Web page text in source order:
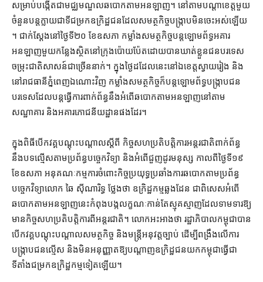
សម្រាប់​បង្កើត​ជា​មជ្ឈមណ្ឌល​ឆបោក​តាម​អនឡាញ។ នៅ​តាម​បណ្ដា​ខេត្ត​មួយ
ចំនួន​បន្ត​ក្លាយជា​ទីជម្រក​ឧក្រិដ្ឋជន​ដែល​សមត្ថកិច្ច​បង្ក្រាប​មិន​ចេះ​អស់​ឡើយ​
។ ជាក់ស្ដែង​នៅ​ថ្ងៃទី​២០ ខែឧសភា កម្លាំង​សមត្ថកិច្ច​បន្ត​ឡោមព័ទ្ធ​អគារ​
អនឡាញ​មួយ​កន្លែង​ស្ថិតនៅ​ក្រុង​ប៉ោយប៉ែត​ដោយ​បាន​ឃាត់ខ្លួន​ជនបរទេស​
ចម្រុះ​ជាតិ​សាសន៍​ជាច្រើន​នាក់​។ ក្នុង​ថ្ងៃ​ដដែល​នេះ​នៅ​ឯ​ខេត្តស្វាយរៀង និង​
នៅ​រាជធានី​ភ្នំពេញ​ឯណោះ​វិញ កម្លាំង​សមត្ថកិច្ច​ក៏​បន្ត​ឡោមព័ទ្ធ​បង្ក្រាប​ជន
បរទេស​ដែល​បន្ត​ធ្វើ​ការ​ពាក់ព័ន្ធ​នឹង​អំពើ​ឆបោក​តាម​អនឡាញ​នៅ​តាម​
សណ្ឋាគារ និង​អគារ​ភោជនីយដ្ឋាន​ផង​ដែរ។
ក្នុង​ពិធី​បើក​វគ្គ​បណ្ដុះបណ្ដាល​ស្ដីពី កិច្ច​សហប្រតិបត្តិការ​អន្តរជាតិ​ពាក់ព័ន្ធ​
នឹង​បទល្មើស​តាម​ប្រព័ន្ធ​បច្ចេកវិទ្យា និង​អំពើ​ជួញដូរ​មនុស្ស កាលពី​ថ្ងៃទី​១៩
ខែឧសភា អនុគណៈកម្មការ​ចំពោះ​កិច្ច​ប្រយុទ្ធ​ប្រឆាំង​ការ​ឆបោក​តាម​ប្រព័ន្ធ​
បច្ចេកវិទ្យា​លោក ឆៃ ស៊ីណារិទ្ធ ថ្លែង​ថា ឧក្រិដ្ឋកម្ម​ឆ្លងដែន ជាពិសេស​អំពើ​
ឆបោក​តាម​អនឡាញ​នេះ​កំពុង​បង្ក​លក្ខណៈ​កាន់តែ​ស្មុគស្មាញ​ដែល​ទាមទារ​ឱ្យ​
មាន​កិច្ចសហប្រតិបត្តិការ​ពី​អន្តរជាតិ​។ លោក​អះអាង​ថា រដ្ឋាភិបាល​កម្ពុជា​បាន​
បើក​វគ្គ​បណ្ដុះបណ្ដាល​សមត្ថកិច្ច និង​មន្ត្រី​អនុវត្ត​ច្បាប់ ដើម្បី​ពង្រឹង​លើ​ការ​
បង្ក្រាប​ជនល្មើស និង​មិន​អនុញ្ញាត​ឱ្យ​បណ្ដាញ​ឧក្រិដ្ឋជន​យក​កម្ពុជា​ធ្វើជា​
ទីតាំង​ជម្រក​ឧក្រិដ្ឋកម្ម​ទៀត​ឡើយ។